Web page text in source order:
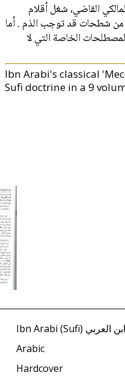
القاضي، شغل أقلام
من شطحات قد توجب الذم . أما
الخاصة التي لا
Ibn Arabi's classical
Sufi doctrine in a 9
Ibn Arabi (Sufi) ابن العربي
Arabic
Hardcover